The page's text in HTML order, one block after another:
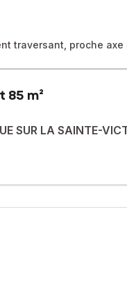
traversant, proche axe
m²
SUR LA SAINTE-
pièces s’ouvrant sur
accessibilité et cadre